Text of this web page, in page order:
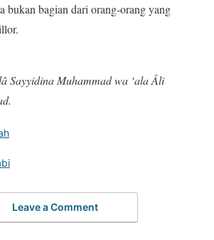
bukan bagian dari orang-orang yang
Sayyidina Muhammad wa ‘ala Âli
Leave a Comment